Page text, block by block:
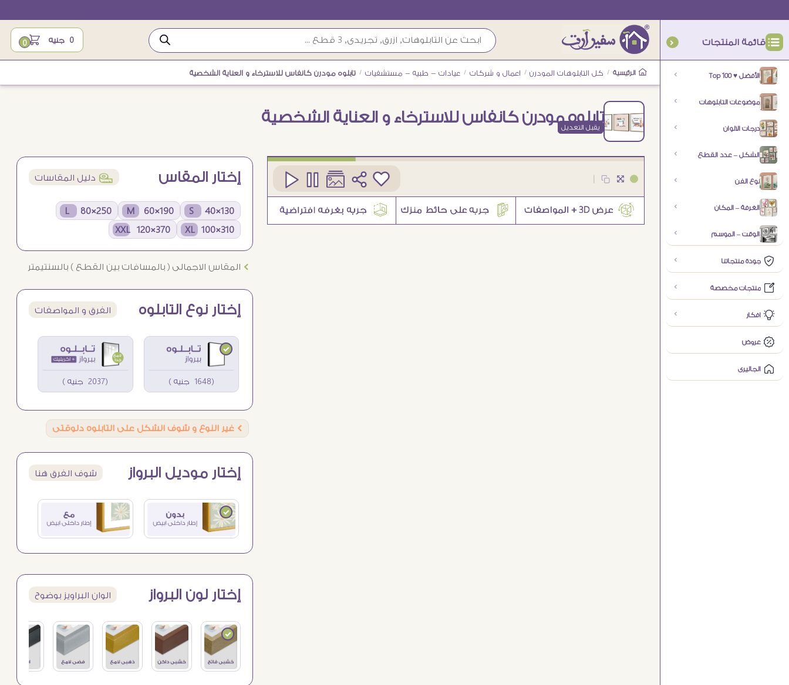
قائمة المنتجات
الأفضل ♥ Top 100
موضوعات التابلوهات
درجات الالوان
الشكل – عدد القطع
نوع الفن
الغرفة – المكان
الوقت – الموسم
جودة منتجاتنا
منتجات مخصصة
افكار
عروض
الجاليرى
0 جنيه 0
الرئيسية / كل التابلوهات المودرن / اعمال و شركات / عيادات - طبيه - مستشفيات / تابلوه مودرن كانفاس للاسترخاء و العناية الشخصية
تابلوه مودرن كانفاس للاسترخاء و العناية الشخصية
يقبل التعديل
إختار المقاس í دليل المقاسات
130×40 S
190×60 M
250×80 L
310×100 XL
370×120 XXL
Ö المقاس الاجمالى ( بالمسافات بين القطع ) بالسنتيمتر
إختار نوع التابلوه الفرق و المواصفات
(1648 جنيه ) (2037 جنيه )
Ö غير النوع و شوف الشكل على التابلوه دلوقتى
إختار موديل البرواز شوف الفرق هنا
إختار لون البرواز الوان البراويز بوضوح